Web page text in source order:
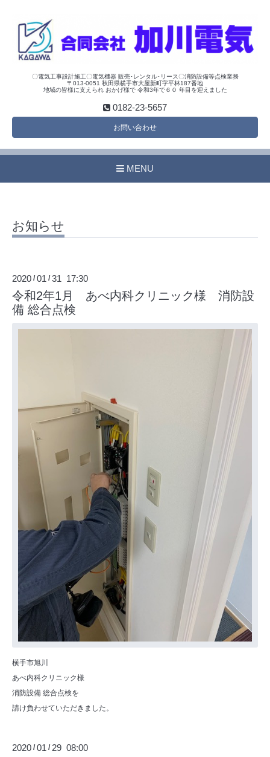
〇電気工事設計施工〇電気機器 販売･レンタル･リース〇消防設備等点検業務
〒013-0051 秋田県横手市大屋新町字平林187番地
地域の皆様に支えられ おかげ様で 令和3年で６０ 年目を迎えました
0182-23-5657
お問い合わせ
MENU
お知らせ
2020 /01 /31 17:30
令和2年1月 あべ内科クリニック様 消防設
備 総合点検
横手市旭川
あべ内科クリニック様
消防設備 総合点検を
請け負わせていただきました。
2020 /01 / 29 08:00